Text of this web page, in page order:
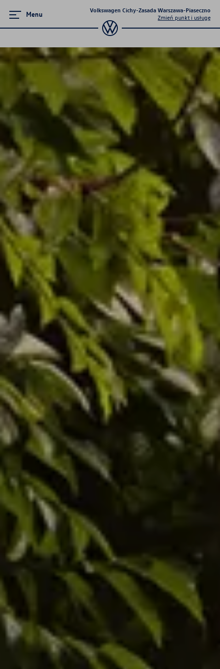
Menu
Volkswagen Cichy-Zasada Warszawa-Piaseczno
Zmień punkt i usługę
Strona główna
Promocje i aktualności
Modele osobowe
Dostępne od ręki
Konfigurator jazdy próbnej
Samochody Używane
Części zamienne
Akcesoria
Finansowanie
Ubezpieczenia
Gwarancja i ochrona
Mapa i kontakt